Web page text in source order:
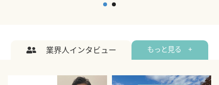
業界人インタビュー もっと見る +